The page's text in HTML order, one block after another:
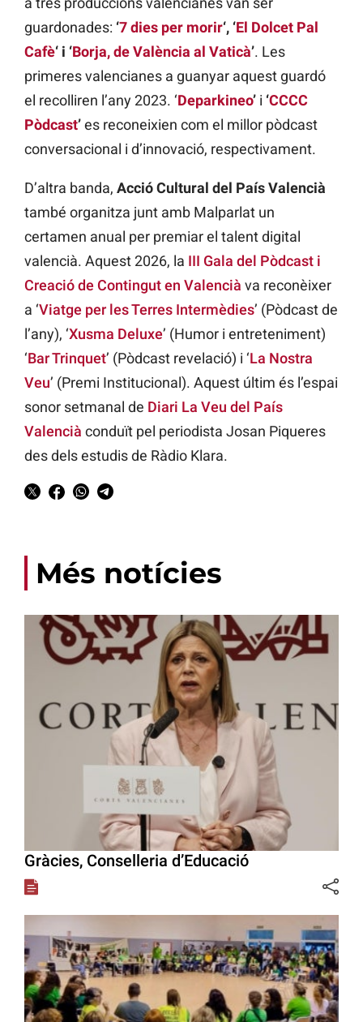
guardonades: ‘7 dies per morir‘, ‘El Dolcet Pal
Cafè‘ i ‘Borja, de València al Vaticà’. Les
primeres valencianes a guanyar aquest guardó
el recolliren l’any 2023. ‘Deparkineo’ i ‘CCCC
Pòdcast’es reconeixien com el millor pòdcast
conversacional i d’innovació, respectivament.
D’altra banda, Acció Cultural del País Valencià
també organitza junt amb Malparlat un
certamen anual per premiar el talent digital
valencià. Aquest 2026, la III Gala del Pòdcast i
Creació de Contingut en Valencià va reconèixer
a ‘Viatge per les Terres Intermèdies’ (Pòdcast de
l’any), ‘Xusma Deluxe’ (Humor i entreteniment)
‘Bar Trinquet’ (Pòdcast revelació) i ‘La Nostra
Veu’ (Premi Institucional). Aquest últim és l’espai
sonor setmanal de Diari La Veu del País
Valencià conduït pel periodista Josan Piqueres
des dels estudis de Ràdio Klara.
Més notícies
Gràcies, Conselleria d’Educació